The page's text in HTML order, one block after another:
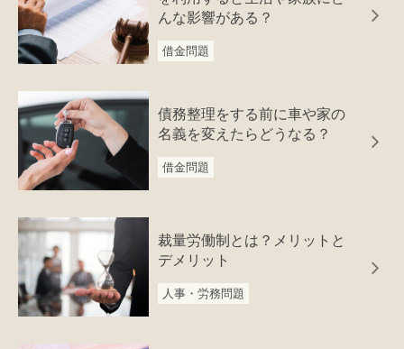
んな影響がある？
借金問題
債務整理をする前に車や家の
名義を変えたらどうなる？
借金問題
裁量労働制とは？メリットと
デメリット
人事・労務問題